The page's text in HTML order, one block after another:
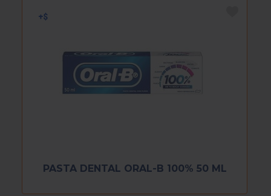
PASTA DENTAL ORAL-B 100% 50 ML